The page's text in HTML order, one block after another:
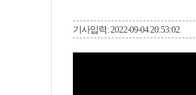
기사입력: 2022-09-04 20:53:02